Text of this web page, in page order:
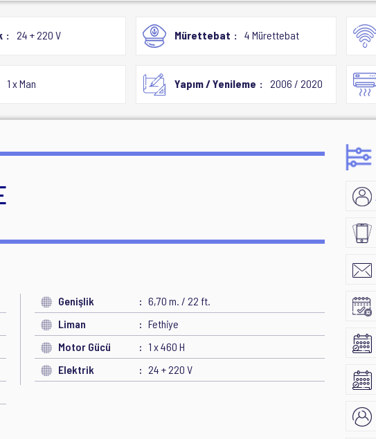
24 + 220 V Mürettebat 4 Mürettebat
1 x Man Yapım / Yenileme 2006 / 2020
Genişlik
6,70 m. / 22 ft.
Liman
Fethiye
Motor Gücü
1 x 460 H
Elektrik
24 + 220 V